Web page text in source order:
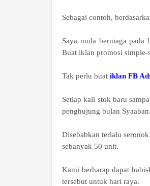
Sebagai contoh,
Saya mula berniaga pada
Buat iklan promosi
Tak perlu buat iklan FB
Setiap kali stok baru
penghujung bulan
Disebabkan terlalu
sebanyak 50 unit.
Kami berharap dapat
tersebut untuk hari raya.